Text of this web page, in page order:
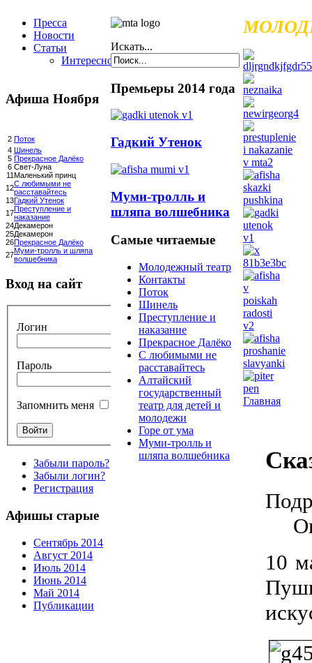
Пресса
Новости
Статьи
Интересное
Афиша Ноября
2 Поток
4 Шинель
5 Прекрасное Далёко
6 Свет-Луна
11Маленький принц
12С любимыми не
расставайтесь
13Гадкий Утенок
17Преступление и
наказание
24Декамерон
25Декамерон
26Прекрасное Далёко
27Муми-тролль и шляпа
волшебника
Вход на сайт
Логин
Пароль
Запомнить меня
Забыли пароль?
Забыли логин?
Регистрация
Афишы старые
Сентябрь 2014
Август 2014
Июль 2014
Июнь 2014
Май 2014
Публикации
Искать...
Премьеры 2014 года
Гадкий Утенок
Муми-тролль и
шляпа волшебника
Самые читаемые
Молодежный театр
Контакты
Поток
Шинель
Преступление и
наказание
Прекрасное Далёко
С любимыми не
расставайтесь
Алтайский
государственный
театр для детей и
молодежи
Горе от ума
Муми-тролль и
шляпа волшебника
Главная
10